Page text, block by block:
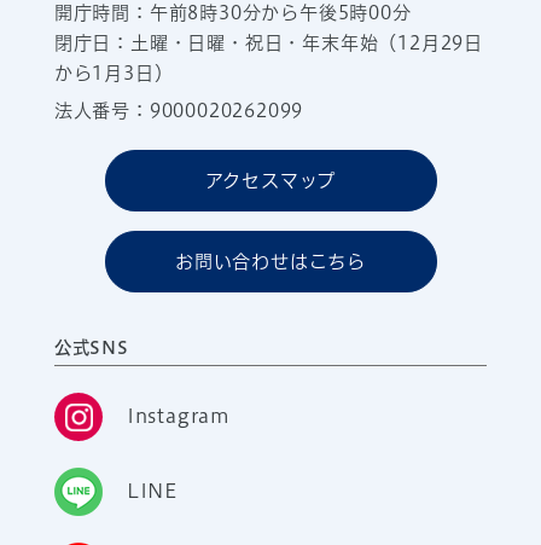
開庁時間：午前8時30分から午後5時00分
閉庁日：土曜・日曜・祝日・年末年始（12月29日
から1月3日）
法人番号：9000020262099
アクセスマップ
お問い合わせはこちら
公式SNS
Instagram
LINE